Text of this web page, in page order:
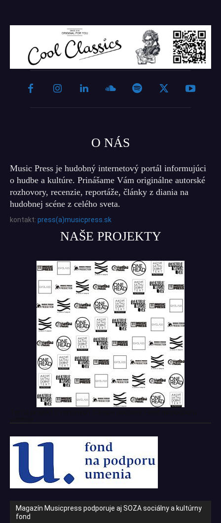
O NÁS
Music Press je hudobný internetový portál informujúci
o hudbe a kultúre. Prinášame Vám originálne autorské
rozhovory, recenzie, reportáže, články z diania na
hudobnej scéne z celého sveta.
kontakt: press(a)musicpress.sk
NAŠE PROJEKTY
Magazín Musicpress podporuje aj SOZA sociálny a kultúrny
fond